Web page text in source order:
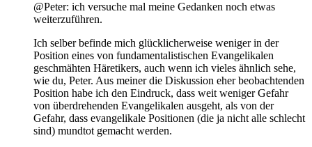
@Peter: ich versuche mal meine Gedanken noch etwas
weiterzuführen.
Ich selber befinde mich glücklicherweise weniger in der
Position eines von fundamentalistischen Evangelikalen
geschmähten Häretikers, auch wenn ich vieles ähnlich sehe,
wie du, Peter. Aus meiner die Diskussion eher beobachtenden
Position habe ich den Eindruck, dass weit weniger Gefahr
von überdrehenden Evangelikalen ausgeht, als von der
Gefahr, dass evangelikale Positionen (die ja nicht alle schlecht
sind) mundtot gemacht werden.